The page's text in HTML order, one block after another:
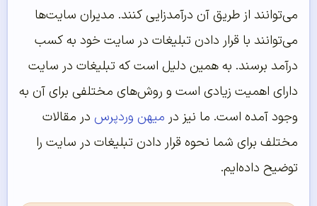
می‌توانند از طریق آن درآمدزایی کنند. مدیران سایت‌ها
می‌توانند با قرار دادن تبلیغات در سایت خود به کسب
درآمد برسند. به همین دلیل است که تبلیغات در سایت
دارای اهمیت زیادی است و روش‌های مختلفی برای آن به
وجود آمده است. ما نیز در میهن وردپرس در مقالات
مختلف برای شما نحوه قرار دادن تبلیغات در سایت را
توضیح داده‌ایم.